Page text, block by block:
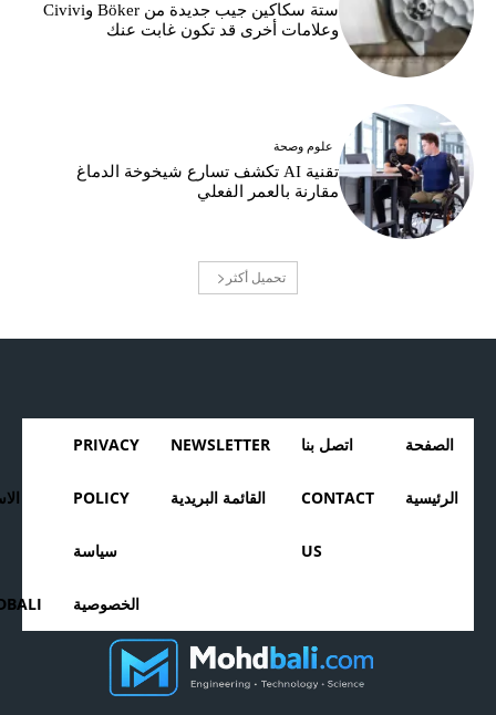
ستة سكاكين جيب جديدة من Böker وCivivi
وعلامات أخرى قد تكون غابت عنك
علوم وصحة
تقنية AI تكشف تسارع شيخوخة الدماغ
مقارنة بالعمر الفعلي
تحميل أكثر
الصفحة
الرئيسية
اتصل بنا
CONTACT
US
NEWSLETTER
القائمة البريدية
PRIVACY
POLICY
سياسة
الخصوصية